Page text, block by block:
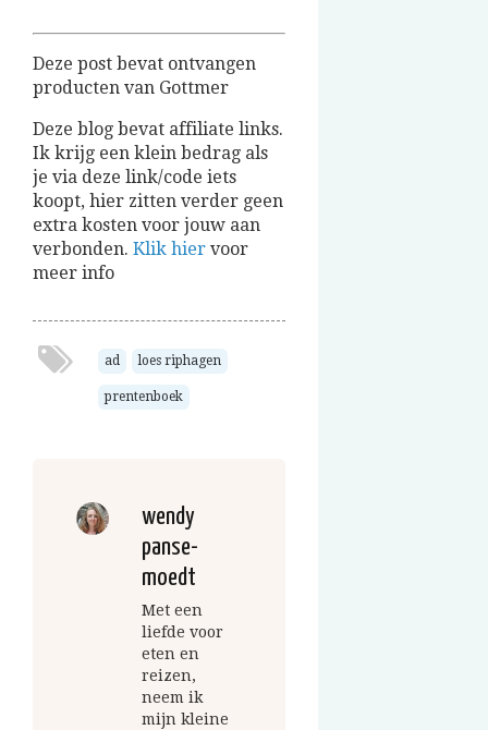
Deze post bevat ontvangen
producten van Gottmer
Deze blog bevat affiliate links.
Ik krijg een klein bedrag als
je via deze link/code iets
koopt, hier zitten verder geen
extra kosten voor jouw aan
verbonden. Klik hier voor
meer info
ad loes riphagen
prentenboek
wendy
panse-
moedt
Met een
liefde voor
eten en
reizen,
neem ik
mijn kleine